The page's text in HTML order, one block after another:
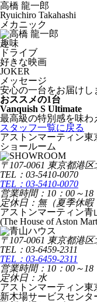
高橋 龍一郎
Ryuichiro Takahashi
メカニック
趣味
ドライブ
好きな映画
JOKER
メッセージ
安心の一台をお届けし
おススメの1台
Vanquish S Ultimate
最高級の特別感を味わ
スタッフ一覧に戻る
アストンマーティン東
ショールーム
〒107-0061 東京都港
TEL：03-5410-0070
TEL：03-5410-0070
営業時間：10：00～18
定休日：無（夏季休暇
アストンマーティン青
(The House of Aston
〒107-0061 東京都港
TEL：03-6459-2311
TEL：03-6459-2311
営業時間：10：00～18
定休日：水
アストンマーティン東
新木場サービスセンタ